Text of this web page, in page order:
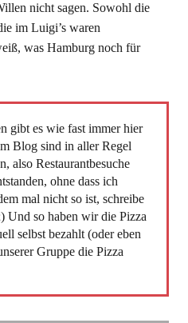
nicht sagen. Sowohl die
im Luigi’s waren
was Hamburg noch für
gibt es wie fast immer hier
Blog sind in aller Regel
also Restaurantbesuche
ohne dass ich
mal nicht so ist, schreibe
Und so haben wir die Pizza
selbst bezahlt (oder eben
Gruppe die Pizza